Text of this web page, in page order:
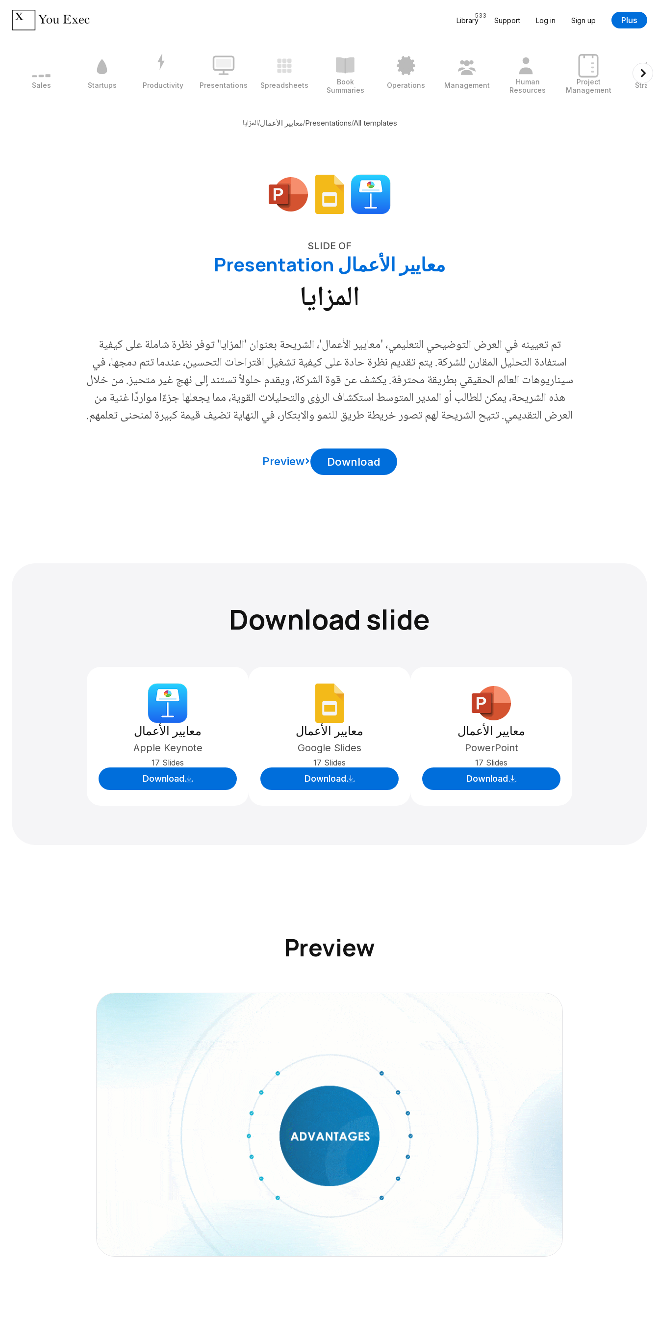
Library
533
Support Log in Sign up Plus
Sales Startups Productivity Presentations Spreadsheets
Book
Summaries
Operations Management
Human
Resources
Project
Management
All templates
/
Presentations
/معايير الأعمال/المزايا
SLIDE OF
معايير الأعمال Presentation
المزايا
تم تعيينه في العرض التوضيحي التعليمي، 'معايير الأعمال'، الشريحة بعنوان 'المزايا' توفر نظرة شاملة على كيفية
استفادة التحليل المقارن للشركة. يتم تقديم نظرة حادة على كيفية تشغيل اقتراحات التحسين، عندما تتم دمجها، في
سيناريوهات العالم الحقيقي بطريقة محترفة. يكشف عن قوة الشركة، ويقدم حلولاً تستند إلى نهج غير متحيز. من خلال
هذه الشريحة، يمكن للطالب أو المدير المتوسط ​​استكشاف الرؤى والتحليلات القوية، مما يجعلها جزءًا مواردًا غنية من
العرض التقديمي. تتيح الشريحة لهم تصور خريطة طريق للنمو والابتكار، في النهاية تضيف قيمة كبيرة لمنحنى تعلمهم.
Download
Preview
Download slide
معايير الأعمال
Apple Keynote
17 Slides
Download
معايير الأعمال
Google Slides
17 Slides
Download
معايير الأعمال
PowerPoint
17 Slides
Download
Preview